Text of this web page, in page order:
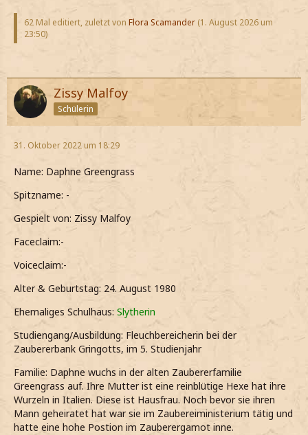
62 Mal editiert, zuletzt von Flora Scamander (1. August 2026 um
23:50)
Zissy Malfoy
Schülerin
31. Oktober 2022 um 18:29
Name: Daphne Greengrass
Spitzname: -
Gespielt von: Zissy Malfoy
Faceclaim:-
Voiceclaim:-
Alter & Geburtstag: 24. August 1980
Ehemaliges Schulhaus: Slytherin
Studiengang/Ausbildung: Fleuchbereicherin bei der
Zaubererbank Gringotts, im 5. Studienjahr
Familie: Daphne wuchs in der alten Zaubererfamilie
Greengrass auf. Ihre Mutter ist eine reinblütige Hexe hat ihre
Wurzeln in Italien. Diese ist Hausfrau. Noch bevor sie ihren
Mann geheiratet hat war sie im Zaubereiministerium tätig und
hatte eine hohe Postion im Zauberergamot inne.